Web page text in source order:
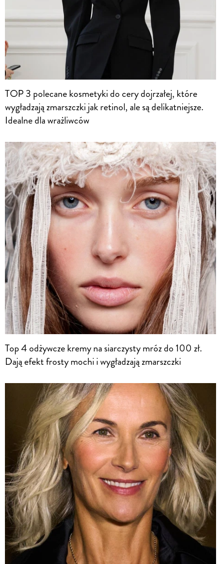
TOP 3 polecane kosmetyki do cery dojrzałej, które
wygładzają zmarszczki jak retinol, ale są delikatniejsze.
Idealne dla wrażliwców
Top 4 odżywcze kremy na siarczysty mróz do 100 zł.
Dają efekt frosty mochi i wygładzają zmarszczki